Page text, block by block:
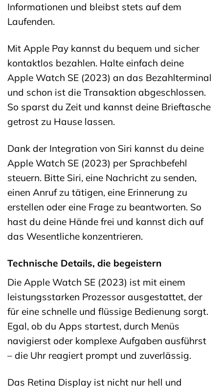
Informationen und bleibst stets auf dem
Laufenden.
Mit Apple Pay kannst du bequem und sicher
kontaktlos bezahlen. Halte einfach deine
Apple Watch SE (2023) an das Bezahlterminal
und schon ist die Transaktion abgeschlossen.
So sparst du Zeit und kannst deine Brieftasche
getrost zu Hause lassen.
Dank der Integration von Siri kannst du deine
Apple Watch SE (2023) per Sprachbefehl
steuern. Bitte Siri, eine Nachricht zu senden,
einen Anruf zu tätigen, eine Erinnerung zu
erstellen oder eine Frage zu beantworten. So
hast du deine Hände frei und kannst dich auf
das Wesentliche konzentrieren.
Technische Details, die begeistern
Die Apple Watch SE (2023) ist mit einem
leistungsstarken Prozessor ausgestattet, der
für eine schnelle und flüssige Bedienung sorgt.
Egal, ob du Apps startest, durch Menüs
navigierst oder komplexe Aufgaben ausführst
– die Uhr reagiert prompt und zuverlässig.
Das Retina Display ist nicht nur hell und